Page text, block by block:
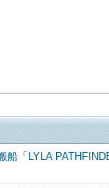
船「LYLA